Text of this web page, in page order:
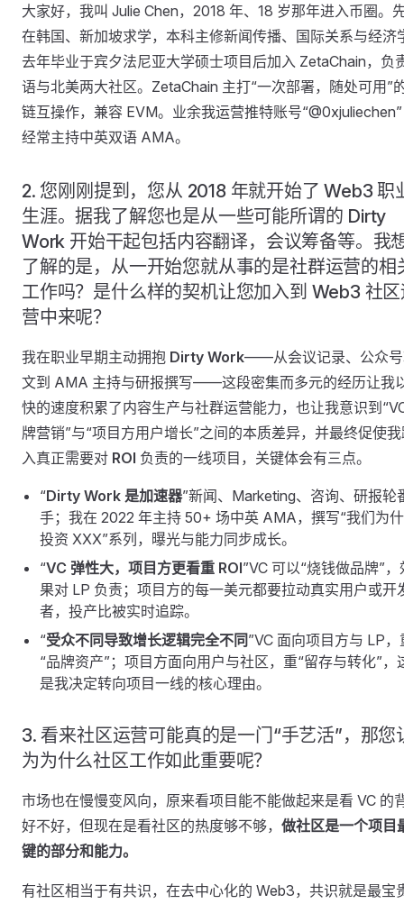
大家好，我叫 Julie Chen，2018 年、18 岁那年进入币圈。
在韩国、新加坡求学，本科主修新闻传播、国际关系与经济
去年毕业于宾夕法尼亚大学硕士项目后加入 ZetaChain，负
语与北美两大社区。ZetaChain 主打“一次部署，随处可用”
链互操作，兼容 EVM。业余我运营推特账号
经常主持中英双语 AMA。
2. 您刚刚提到，您从 2018 年就开始了 Web3 职
生涯。据我了解您也是从一些可能所谓的 Dirty
Work 开始干起包括内容翻译，会议筹备等。我
了解的是，从一开始您就从事的是社群运营的相
工作吗？是什么样的契机让您加入到 Web3 社
营中来呢？
我在职业早期主动拥抱 Dirty Work——从会议记录、公众
文到 AMA 主持与研报撰写——这段密集而多元的经历让我
快的速度积累了内容生产与社群运营能力，也让我意识到
牌营销”与“项目方用户增长”之间的本质差异，并最终促使
入真正需要对 ROI 负责的一线项目，关键体会有三点。
“Dirty Work 是加速器”新闻、Marketing、咨询、研报轮
手；我在 2022 年主持 50+ 场中英 AMA，撰写“我们为
投资 XXX”系列，曝光与能力同步成长。
“VC 弹性大，项目方更看重 ROI”VC 可以“烧钱做品牌”，
果对 LP 负责；项目方的每一美元都要拉动真实用户或开
者，投产比被实时追踪。
“受众不同导致增长逻辑完全不同”VC 面向项目方与 LP，
“品牌资产”；项目方面向用户与社区，重“留存与转化”，
是我决定转向项目一线的核心理由。
3. 看来社区运营可能真的是一门“手艺活”，那您
为为什么社区工作如此重要呢？
市场也在慢慢变风向，原来看项目能不能做起来是看 VC 的
好不好，但现在是看社区的热度够不够， 做社区是一个项目
键的部分和能力。
有社区相当于有共识，在去中心化的 Web3，共识就是最宝